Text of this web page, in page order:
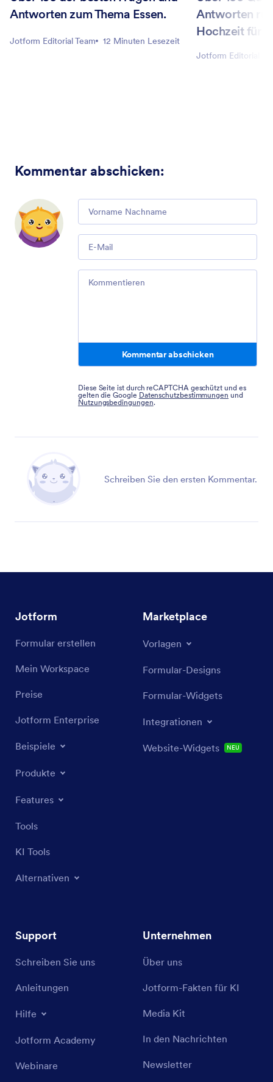
Antworten zum Thema Essen.
Jotform Editorial Team 12 Minuten Lesezeit
Antworten
Hochzeit für
Jotform Editorial
Kommentar abschicken:
Comment
Email
Comment
Kommentar abschicken
Diese Seite ist durch reCAPTCHA geschützt und es
gelten die Google Datenschutzbestimmungen und
Nutzungsbedingungen.
Schreiben Sie den ersten Kommentar.
Jotform
Formular erstellen
Mein Workspace
Preise
Jotform Enterprise
Beispiele
Produkte
Features
Tools
KI Tools
Alternativen
Marketplace
Vorlagen
Formular-Designs
Formular-Widgets
Integrationen
Website-Widgets NEU
Support
Schreiben Sie uns
Anleitungen
Hilfe
Jotform Academy
Webinare
Unternehmen
Über uns
Jotform-Fakten für KI
Media Kit
In den Nachrichten
Newsletter